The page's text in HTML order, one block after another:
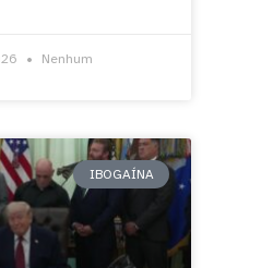
Nenhum
IBOGAÍNA